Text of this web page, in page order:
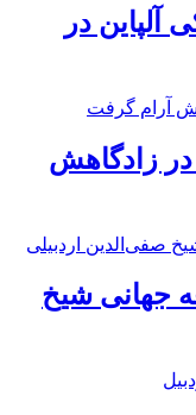
آلپاین در
زادگاهش
جهانی شیخ